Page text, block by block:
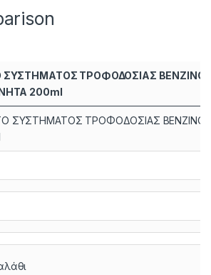
ΣΥΣΤΗΜΑΤΟΣ ΤΡΟΦΟΔΟΣΙΑΣ
200ml